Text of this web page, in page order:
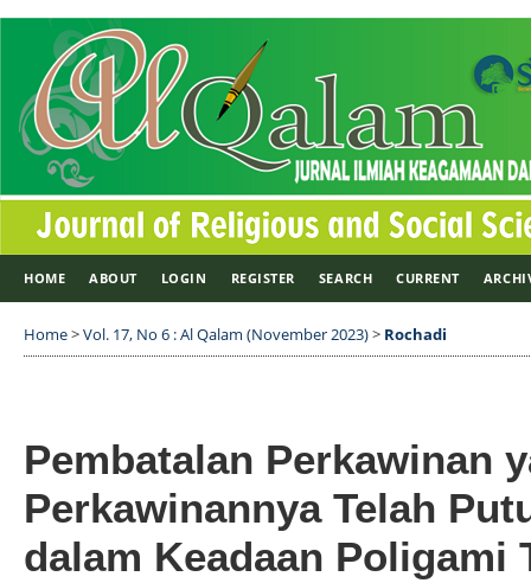
HOME ABOUT LOGIN REGISTER SEARCH CURRENT
Home>Vol. 17, No 6 : Al Qalam (November 2023)> Rochadi
Pembatalan Perkawinan
Perkawinannya Telah
dalam Keadaan Poligami